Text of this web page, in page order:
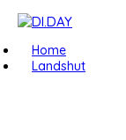
Home
Landshut